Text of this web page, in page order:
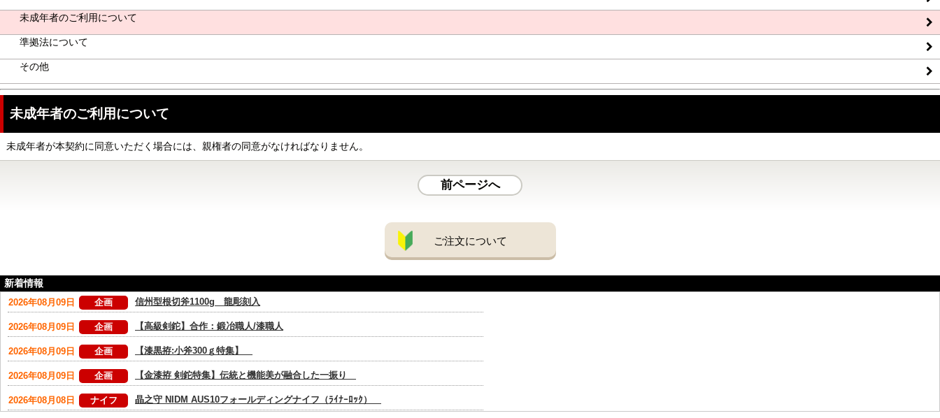
未成年者のご利用について
準拠法について
その他
未成年者のご利用について
未成年者が本契約に同意いただく場合には、親権者の同意がなければなりません。
前ページへ
ご注文について
新着情報